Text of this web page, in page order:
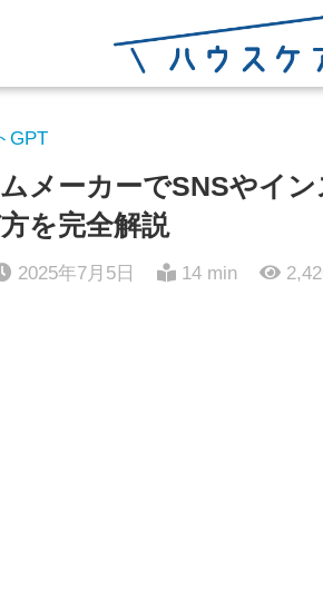
GPT
メーカーでSNSやイ
を完全解説
2025年7月5日 14 min